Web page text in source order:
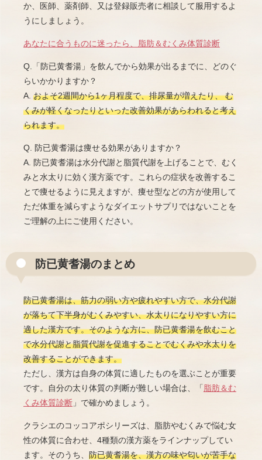
か、医師、薬剤師、又は登録販売者に相談して服用するよ
うにしましょう。
あなたに合うものに迷ったら、脂肪＆むくみ体質診断
Q.「防已黄耆湯」を飲んでから効果が出るまでに、どのぐ
らいかかりますか？
A. およそ2週間から1ヶ月程度で、排尿量が増えたり、 む
くみが軽くなったりといった改善効果があらわれると考え
られます。
Q. 防已黄耆湯は痩せる効果がありますか？
A. 防已黄耆湯は水分代謝と脂質代謝を上げることで、むく
みと水太りに効く漢方薬です。これらの症状を改善するこ
とで痩せるように見えますが、痩せ型などの方が使用して
ただ体重を減らすようなダイエットサプリではないことを
ご理解の上にご使用ください。
防已黄耆湯のまとめ
防已黄耆湯は、筋力の弱い方や疲れやすい方で、水分代謝
が落ちて下半身がむくみやすい、水太りになりやすい方に
適した漢方です。そのような方に、防已黄耆湯を飲むこと
で水分代謝と脂質代謝を促進することでむくみや水太りを
改善することができます。
ただし、漢方は自身の体質に適したものを選ぶことが重要
です。自分の太り体質の判断が難しい場合は、「 脂肪＆む
くみ体質診断 」で確かめましょう。
クラシエのコッコアポシリーズは、脂肪やむくみで悩む女
性の体質に合わせ、4種類の漢方薬をラインナップしてい
ます。そのうち、 防已黄耆湯を、漢方の味や匂いが苦手な